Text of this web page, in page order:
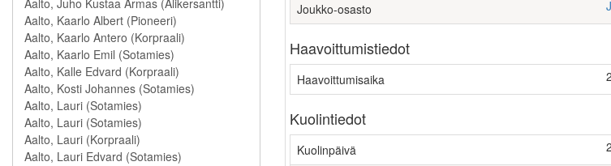
Joukko-osasto
Haavoittumistiedot
Haavoittumisaika
Kuolintiedot
Kuolinpäivä